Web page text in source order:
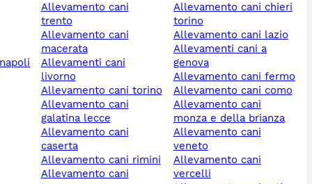
allevamento cani
trento
allevamento cani
macerata
allevamenti cani
livorno
allevamento cani torino
allevamento cani
galatina lecce
allevamento cani
caserta
allevamento cani rimini
allevamento cani
allevamento cani chieri
torino
allevamento cani lazio
allevamenti cani a
genova
allevamento cani fermo
allevamento cani como
allevamento cani
monza e della brianza
allevamento cani
veneto
allevamento cani
vercelli